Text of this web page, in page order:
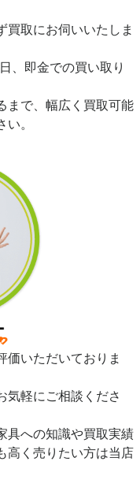
買取にお伺いいたしま
、即金での買い取り
まで、幅広く買取可能
。
価いただいておりま
気軽にご相談くださ
具への知識や買取実績
高く売りたい方は当店